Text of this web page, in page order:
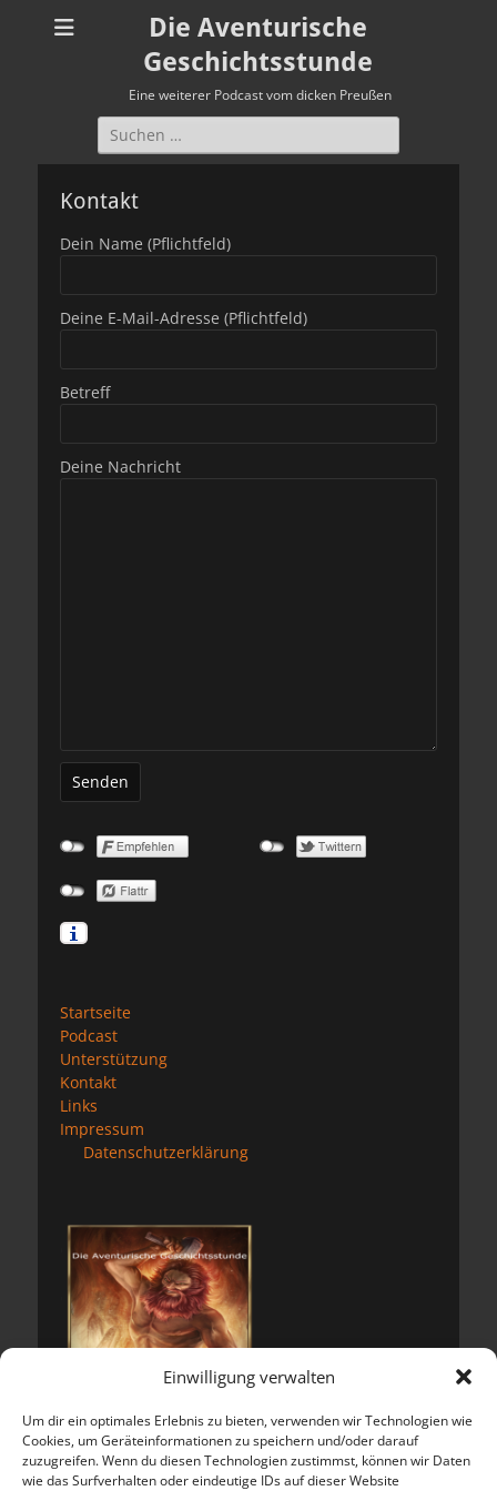
Einwilligung verwalten
Um dir ein optimales Erlebnis zu bieten, verwenden wir Technologien wie
Cookies, um Geräteinformationen zu speichern und/oder darauf
zuzugreifen. Wenn du diesen Technologien zustimmst, können wir Daten
wie das Surfverhalten oder eindeutige IDs auf dieser Website
Die Aventurische
Geschichtsstunde
Eine weiterer Podcast vom dicken Preußen
Suchen
nach:
Kontakt
Dein Name (Pflichtfeld)
Deine E-Mail-Adresse (Pflichtfeld)
Betreff
Deine Nachricht
Startseite
Podcast
Unterstützung
Kontakt
Links
Impressum
Datenschutzerklärung